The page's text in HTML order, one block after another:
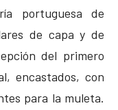
portuguesa de
de capa y de
del primero
encastados, con
para la muleta.